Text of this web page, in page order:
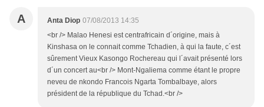
A Anta Diop 07/08/2013 14:35
<br /> Malao Henesi est centrafricain d´origine, mais à
Kinshasa on le connait comme Tchadien, à qui la faute, c´est
sûrement Vieux Kasongo Rochereau qui l´avait présenté lors
d´un concert au<br /> Mont-Ngaliema comme étant le propre
neveu de nkondo Francois Ngarta Tombalbaye, alors
président de la république du Tchad.<br />